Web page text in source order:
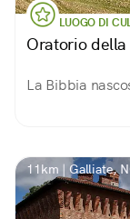
LUOGO DI
Oratorio
La Bibbia
11km | Galliate,